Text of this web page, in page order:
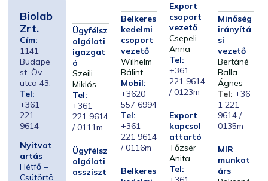
Biolab
Zrt.
Cím:
1141
Budape
st, Öv
utca 43.
Tel:
+361
221
9614
Nyitvat
artás
Hétfő –
Csütörtö
Ügyfélsz
olgálati
igazgat
ó
Szeili
Miklós
Tel:
+361
221 9614
/ 0111m
Ügyfélsz
olgálati
assziszt
Belkeres
kedelmi
csoport
vezető
Wilhelm
Bálint
Mobil:
+3620
557 6994
Tel:
+361
221 9614
/ 0116m
Belkeres
Export
csoport
vezető
Csepeli
Anna
Tel:
+361
221 9614
/ 0123m
Export
kapcsol
attartó
Tőzsér
Anita
Tel:
Minőség
irányítá
si
vezető
Bertáné
Balla
Ágnes
Tel: +36
1 221
9614 /
0135m
MIR
munkat
árs